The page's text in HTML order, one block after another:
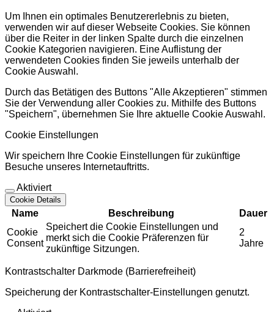
Um Ihnen ein optimales Benutzererlebnis zu bieten,
verwenden wir auf dieser Webseite Cookies. Sie können
über die Reiter in der linken Spalte durch die einzelnen
Cookie Kategorien navigieren. Eine Auflistung der
verwendeten Cookies finden Sie jeweils unterhalb der
Cookie Auswahl.
Durch das Betätigen des Buttons "Alle Akzeptieren" stimmen
Sie der Verwendung aller Cookies zu. Mithilfe des Buttons
"Speichern", übernehmen Sie Ihre aktuelle Cookie Auswahl.
Cookie Einstellungen
Wir speichern Ihre Cookie Einstellungen für zukünftige
Besuche unseres Internetauftritts.
Aktiviert
Cookie Details
Name Beschreibung
Dauer
Cookie
Consent
Speichert die Cookie Einstellungen und
merkt sich die Cookie Präferenzen für
zukünftige Sitzungen.
2
Jahre
Kontrastschalter Darkmode (Barrierefreiheit)
Speicherung der Kontrastschalter-Einstellungen genutzt.